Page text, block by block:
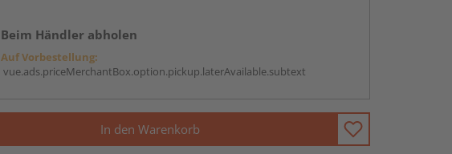
Beim Händler abholen
Auf Vorbestellung:
vue.ads.priceMerchantBox.option.pickup.laterAvailable.subtext
In den Warenkorb